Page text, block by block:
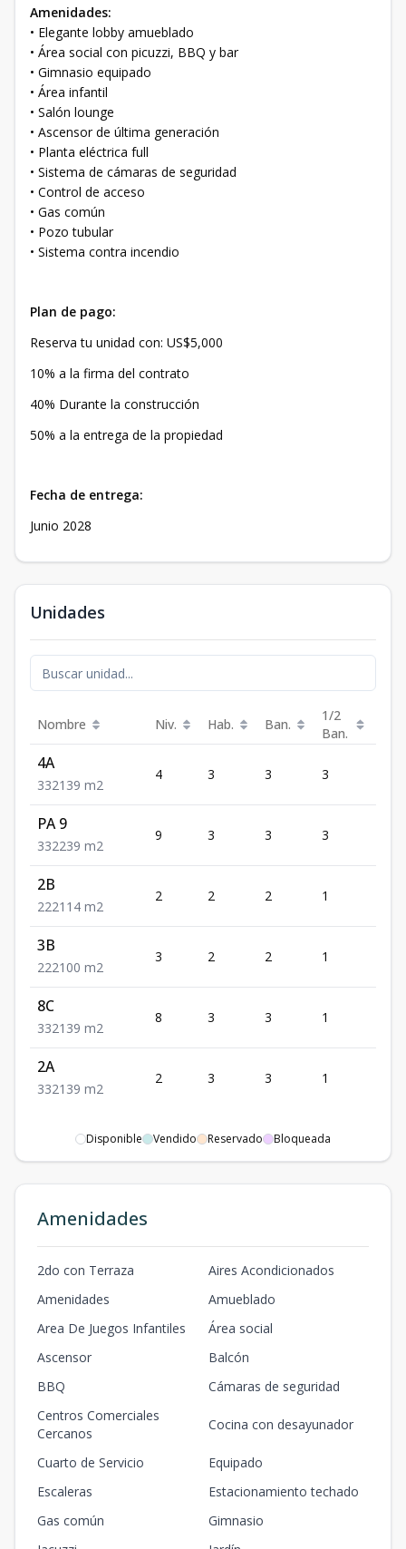
Amenidades:
• Elegante lobby amueblado
• Área social con picuzzi, BBQ y bar
• Gimnasio equipado
• Área infantil
• Salón lounge
• Ascensor de última generación
• Planta eléctrica full
• Sistema de cámaras de seguridad
• Control de acceso
• Gas común
• Pozo tubular
• Sistema contra incendio
Plan de pago:
Reserva tu unidad con: US$5,000
10% a la firma del contrato
40% Durante la construcción
50% a la entrega de la propiedad
Fecha de entrega:
Junio 2028
Unidades
Nombre Niv. Hab. Ban.
1/2
Ban.
4A
332139 m2
4 3 3 3
PA 9
332239 m2
9 3 3 3
2B
222114 m2
2 2 2 1
3B
222100 m2
3 2 2 1
8C
332139 m2
8 3 3 1
2A
332139 m2
2 3 3 1
Disponible Vendido Reservado Bloqueada
Amenidades
2do con Terraza
Aires Acondicionados
Amenidades
Amueblado
Area De Juegos Infantiles
Área social
Ascensor
Balcón
BBQ
Cámaras de seguridad
Centros Comerciales
Cercanos
Cocina con desayunador
Cuarto de Servicio
Equipado
Escaleras
Estacionamiento techado
Gas común
Gimnasio